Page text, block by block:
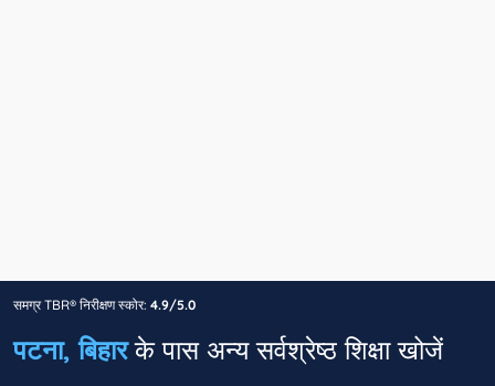
समग्र TBR® निरीक्षण स्कोर: 4.9/5.0
पटना, बिहारके पास अन्य सर्वश्रेष्ठ शिक्षा खोजें